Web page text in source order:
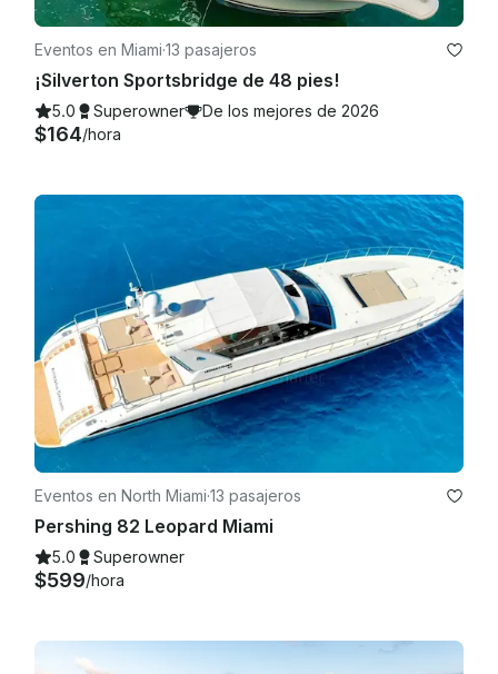
Eventos en Miami·13 pasajeros
¡Silverton Sportsbridge de 48 pies!
5.0 Superowner De los mejores de 2026
$164/hora
Eventos en North Miami·13 pasajeros
Pershing 82 Leopard Miami
5.0 Superowner
$599/hora